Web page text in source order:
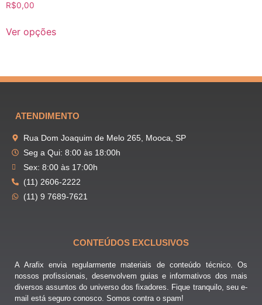
R$0,00
Ver opções
ATENDIMENTO
Rua Dom Joaquim de Melo 265, Mooca, SP
Seg a Qui: 8:00 às 18:00h
Sex: 8:00 às 17:00h
(11) 2606-2222
(11) 9 7689-7621
CONTEÚDOS EXCLUSIVOS
A Arafix envia regularmente materiais de conteúdo técnico. Os
nossos profissionais, desenvolvem guias e informativos dos mais
diversos assuntos do universo dos fixadores. Fique tranquilo, seu e-
mail está seguro conosco. Somos contra o spam!